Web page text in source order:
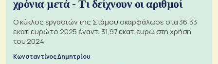
χρόνια μετά - Τι δείχνουν οι αριθμοί
Ο κύκλος εργασιών της Στάμου σκαρφάλωσε στα 36,33
εκατ. ευρώ το 2025 έναντι 31,97 εκατ. ευρώ στη χρήση
του 2024
Κωνσταντίνος Δημητρίου